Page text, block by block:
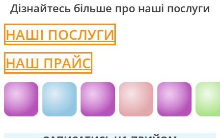
Дізнайтесь більше про наші послуги
НАШІ ПОСЛУГИ
НАШ ПРАЙС